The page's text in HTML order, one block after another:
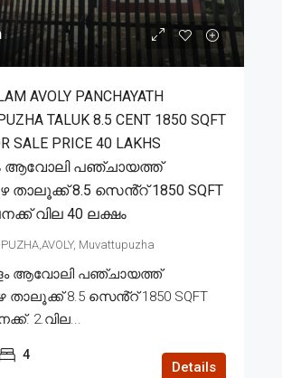
AVOLY PANCHAYATH
TALUK 8.5 CENT 1850 SQFT
SALE PRICE 40 LAKHS
ആവോലി പഞ്ചായത്ത്
താലൂക്ക് 8.5 സെൻ്റ് 1850 SQFT
വില 40 ലക്ഷം
Muvattupuzha
ആവോലി പഞ്ചായത്ത്
8.5 സെൻ്റ് 1850 SQFT
2.വില...
4
Details